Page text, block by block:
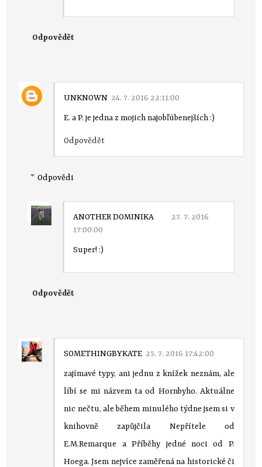
Odpovědět
UNKNOWN 24. 7. 2016 22:11:00
E. a P. je jedna z mojich najobľúbenejších :)
Odpovědět
Odpovědi
ANOTHER DOMINIKA
27. 7. 2016
17:00:00
Super! :)
Odpovědět
SOMETHINGBYKATE 25. 7. 2016 17:42:00
zajímavé typy, ani jednu z knížek neznám, ale
líbí se mi názvem ta od Hornbyho. Aktuálne
nic nečtu, ale během minulého týdne jsem si v
knihovně zapůjčila Nepřítele od
E.M.Remarque a Příběhy jedné noci od P.
Hoega. Jsem nejvíce zaměřená na historické či